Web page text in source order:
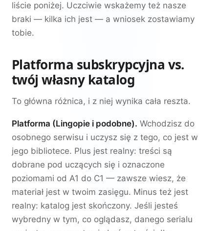
liście poniżej. Uczciwie wskażemy też nasze
braki — kilka ich jest — a wniosek zostawiamy
tobie.
Platforma subskrypcyjna vs.
twój własny katalog
To główna różnica, i z niej wynika cała reszta.
Platforma (Lingopie i podobne). Wchodzisz do
osobnego serwisu i uczysz się z tego, co jest w
jego bibliotece. Plus jest realny: treści są
dobrane pod uczących się i oznaczone
poziomami od A1 do C1 — zawsze wiesz, że
materiał jest w twoim zasięgu. Minus też jest
realny: katalog jest skończony. Jeśli jesteś
wybredny w tym, co oglądasz, danego serialu